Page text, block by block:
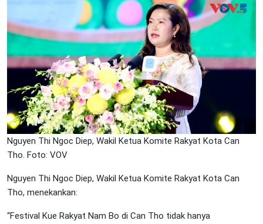
Nguyen Thi Ngoc Diep, Wakil Ketua Komite Rakyat Kota Can
Tho. Foto: VOV
Nguyen Thi Ngoc Diep, Wakil Ketua Komite Rakyat Kota Can
Tho, menekankan:
“Festival Kue Rakyat Nam Bo di Can Tho tidak hanya